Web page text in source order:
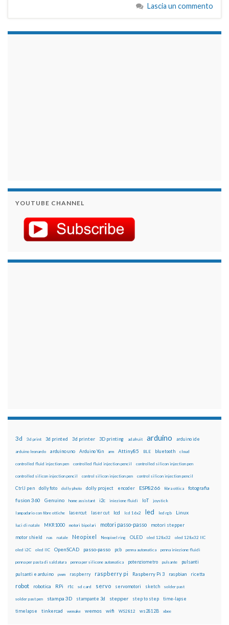
Lascia un commento
YOUTUBE CHANNEL
3d 3d print 3d printed 3d printer 3D printing adafruit arduino arduino ide
arduino leonardo arduino uno Arduino Yún arm Attiny85 BLE bluetooth cloud
controlled fluid injection pen controlled fluid injection pencil controlled silicon injection pen
controlled silicon injection pencil control silicon injection pen control silicon injection pencil
CtrlJ pen dolly foto dolly photo dolly project encoder ESP8266 fibra ottica fotografia
fusion 360 Genuino home assistant i2c iniezione fluidi IoT joystick
lampadario con fibre ottiche lasercut laser cut lcd lcd 16x2 led led rgb Linux
luci di natale MKR1000 motori bipolari motori passo-passo motori stepper
motor shield nas natale Neopixel Neopixel ring OLED oled 128x32 oled 128x32 IIC
oled i2C oled IIC OpenSCAD passo-passo pcb penna automatica penna iniezione fluidi
penna per pasta di saldatura penna per silicone automatica potenziometro pulsante pulsanti
pulsanti e arduino pwm raspberry raspberry pi Raspberry Pi 3 raspbian ricetta
robot robotica RPi rtc sd card servo servomotori sketch solder past
solder past pen stampa 3D stampante 3d stepper step to step time-lapse
timelapse tinkercad wemake wemos wifi WS2812 ws2812B xbee